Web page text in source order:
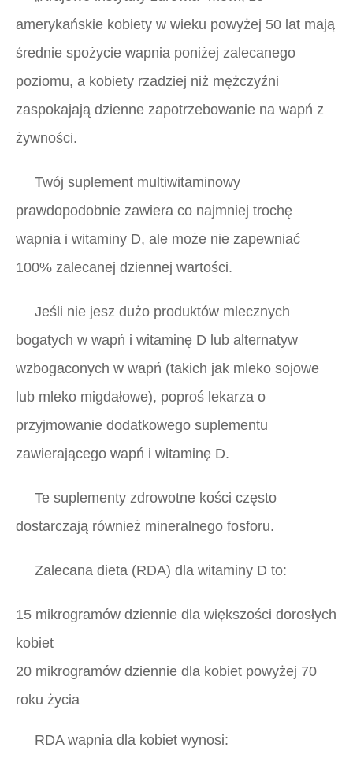
amerykańskie kobiety w wieku powyżej 50 lat mają
średnie spożycie wapnia poniżej zalecanego
poziomu, a kobiety rzadziej niż mężczyźni
zaspokajają dzienne zapotrzebowanie na wapń z
żywności.
Twój suplement multiwitaminowy
prawdopodobnie zawiera co najmniej trochę
wapnia i witaminy D, ale może nie zapewniać
100% zalecanej dziennej wartości.
Jeśli nie jesz dużo produktów mlecznych
bogatych w wapń i witaminę D lub alternatyw
wzbogaconych w wapń (takich jak mleko sojowe
lub mleko migdałowe), poproś lekarza o
przyjmowanie dodatkowego suplementu
zawierającego wapń i witaminę D.
Te suplementy zdrowotne kości często
dostarczają również mineralnego fosforu.
Zalecana dieta (RDA) dla witaminy D to:
15 mikrogramów dziennie dla większości dorosłych
kobiet
20 mikrogramów dziennie dla kobiet powyżej 70
roku życia
RDA wapnia dla kobiet wynosi: